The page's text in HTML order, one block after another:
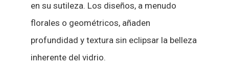
en su sutileza. Los diseños, a menudo
florales o geométricos, añaden
profundidad y textura sin eclipsar la belleza
inherente del vidrio.